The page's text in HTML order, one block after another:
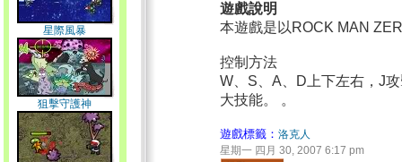
星際風暴
狙擊守護神
遊戲說明
本遊戲是以ROCK MAN
控制方法
W、S、A、D上下左右，J
大技能。 。
遊戲標籤：洛克人
星期一 四月 30, 2007 6:17 pm